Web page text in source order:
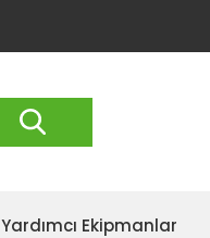
Yardımcı Ekipmanlar